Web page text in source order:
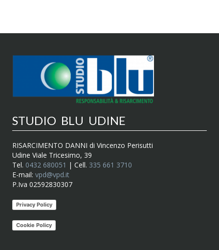
STUDIO BLU UDINE
RISARCIMENTO DANNI di Vincenzo Perisutti
Udine Viale Tricesimo, 39
Tel. 0432 680051 | Cell. 335 661 3710
E-mail: vpd@vpd.it
P.Iva 02592830307
Privacy Policy
Cookie Policy